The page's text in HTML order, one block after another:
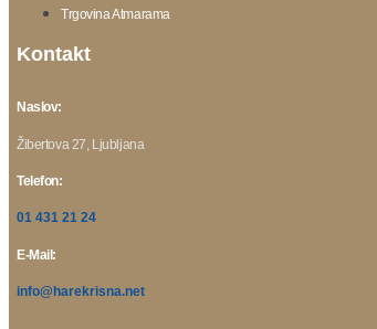
Trgovina Atmarama
Kontakt
Naslov:
Žibertova 27, Ljubljana
Telefon:
01 431 21 24
E-Mail:
info@harekrisna.net